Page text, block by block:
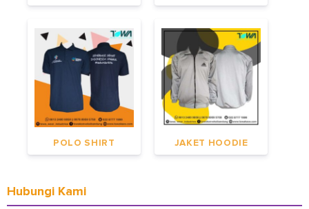
POLO SHIRT JAKET HOODIE
Hubungi Kami